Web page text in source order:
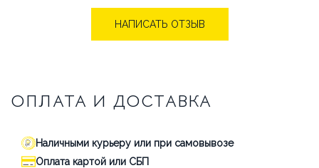
НАПИСАТЬ ОТЗЫВ
ОПЛАТА И ДОСТАВКА
Наличными курьеру или при самовывозе
Оплата картой или СБП